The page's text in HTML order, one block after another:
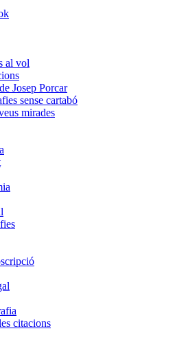
al vol
Josep Porcar
sense cartabó
mirades
citacions